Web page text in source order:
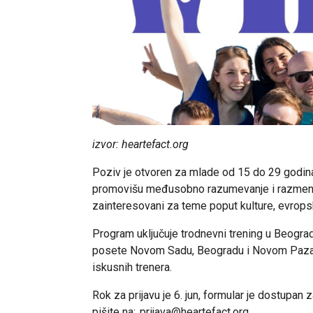
izvor: heartefact.org
Poziv je otvoren za mlade od 15 do 29
promovišu međusobno razumevanje i
zainteresovani za teme poput kulture,
Program uključuje trodnevni trening u
posete Novom Sadu, Beogradu i Novom
iskusnih trenera.
Rok za prijavu je 6. jun, formular je dostupan